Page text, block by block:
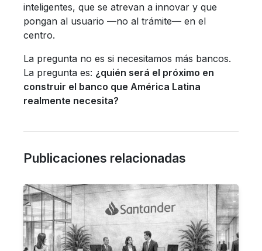
inteligentes, que se atrevan a innovar y que
pongan al usuario —no al trámite— en el
centro.
La pregunta no es si necesitamos más bancos.
La pregunta es: ¿quién será el próximo en
construir el banco que América Latina
realmente necesita?
Publicaciones relacionadas